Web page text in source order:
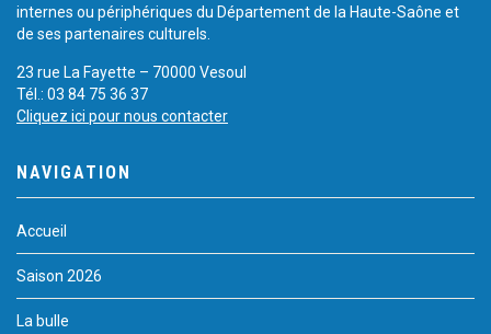
internes ou périphériques du Département de la Haute-Saône et
de ses partenaires culturels.
23 rue La Fayette – 70000 Vesoul
Tél.: 03 84 75 36 37
Cliquez ici pour nous contacter
NAVIGATION
Accueil
Saison 2026
La bulle